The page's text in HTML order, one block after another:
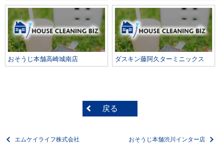
おそうじ本舗高崎城南店 ダスキン藤阿久ターミニックス
戻る
エムケイライフ株式会社 おそうじ本舗渋川インター店